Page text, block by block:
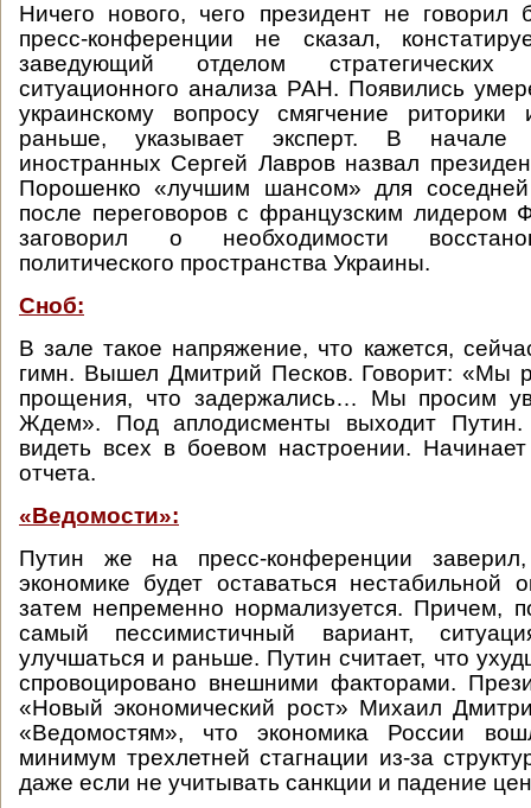
Ничего нового, чего президент не
пресс-конференции не сказал,
заведующий отделом
ситуационного анализа РАН. Появились
украинскому вопросу смягчение
раньше, указывает эксперт. В начале
иностранных Сергей Лавров назвал
Порошенко «лучшим шансом» для
после переговоров с французским лидером
заговорил о необходимости
политического пространства Украины.
Сноб:
В зале такое напряжение, что кажется,
гимн. Вышел Дмитрий Песков. Говорит:
прощения, что задержались… Мы просим
Ждем». Под аплодисменты выходит Путин.
видеть всех в боевом настроении. Начинает
отчета.
«Ведомости»:
Путин же на пресс-конференции
экономике будет оставаться нестабильной
затем непременно нормализуется. Причем,
самый пессимистичный вариант,
улучшаться и раньше. Путин считает, что
спровоцировано внешними факторами.
«Новый экономический рост» Михаил
«Ведомостям», что экономика России
минимум трехлетней стагнации из-за
даже если не учитывать санкции и падение